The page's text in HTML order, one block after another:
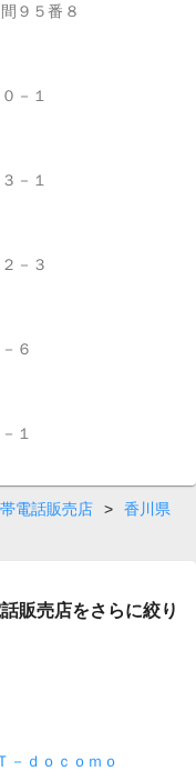
９５番８
－１
－１
－３
６
１
電話販売店 >
香川県
販売店をさらに絞り
－ｄｏｃｏｍｏ